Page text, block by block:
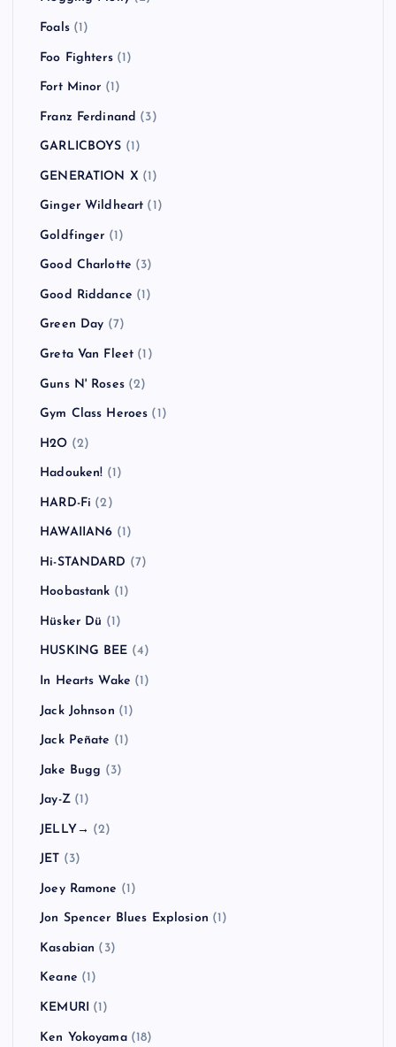
Foals(1)
Foo Fighters(1)
Fort Minor (1)
Franz Ferdinand (3)
GARLICBOYS (1)
GENERATION X (1)
Ginger Wildheart (1)
Goldfinger (1)
Good Charlotte (3)
Good Riddance (1)
Green Day (7)
Greta Van Fleet (1)
Guns N' Roses(2)
Gym Class Heroes (1)
H2O (2)
Hadouken! (1)
HARD-Fi (2)
HAWAIIAN6 (1)
Hi-STANDARD (7)
Hoobastank (1)
Hüsker Dü (1)
HUSKING BEE (4)
In Hearts Wake (1)
Jack Johnson (1)
Jack Peñate (1)
Jake Bugg (3)
Jay-Z(1)
JELLY→ (2)
JET (3)
Joey Ramone (1)
Jon Spencer Blues Explosion (1)
Kasabian (3)
Keane (1)
KEMURI (1)
Ken Yokoyama(18)